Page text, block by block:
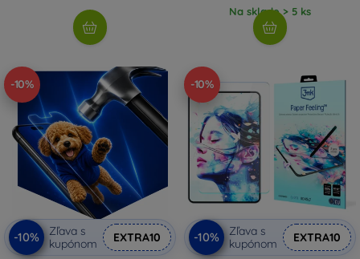
Na sklade > 5 ks
-10%
-10%
Zľava s
kupónom
EXTRA10
-10%
-10%
Zľava s
kupónom
EXTRA10